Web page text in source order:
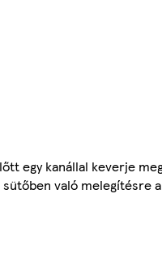
egy kanállal keverje
való melegítésre